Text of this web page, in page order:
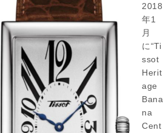
2018
年1
月
に“Ti
ssot
Herit
age
Bana
na
Cent